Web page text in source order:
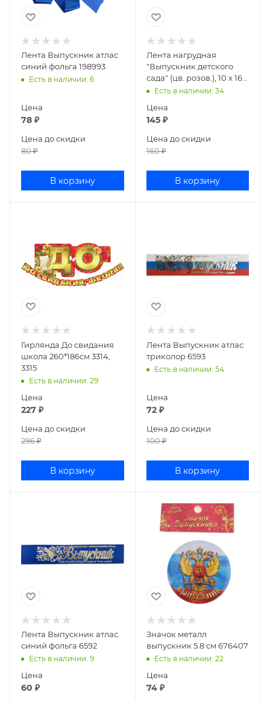
Лента Выпускник атлас
синий фольга 198993
Есть в наличии: 6
Цена
78 ₽
Цена до скидки
80₽
В корзину
Лента нагрудная
"Выпускник детского
сада" (цв. розов.), 10 х 160
см 886275
Есть в наличии: 34
Цена
145₽
Цена до скидки
160₽
В корзину
Гирлянда До свидания
школа 260*186см 3314,
3315
Есть в наличии: 29
Цена
227 ₽
Цена до скидки
296₽
В корзину
Лента Выпускник атлас
триколор 6593
Есть в наличии: 54
Цена
72₽
Цена до скидки
100₽
В корзину
Лента Выпускник атлас
синий фольга 6592
Есть в наличии: 9
Цена
60 ₽
Значок металл
выпускник 5.8 см 676407
Есть в наличии: 22
Цена
74₽